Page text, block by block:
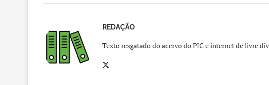
REDAÇÃO
Texto resgatado do acervo do PIC e internet de livre